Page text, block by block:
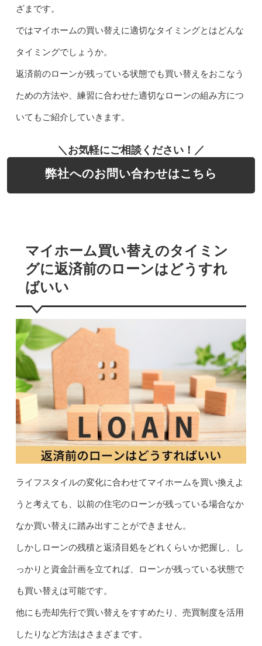
ざまです。
ではマイホームの買い替えに適切なタイミングとはどんな
タイミングでしょうか。
返済前のローンが残っている状態でも買い替えをおこなう
ための方法や、練習に合わせた適切なローンの組み方につ
いてもご紹介していきます。
＼お気軽にご相談ください！／
弊社へのお問い合わせはこちら
マイホーム買い替えのタイミン
グに返済前のローンはどうすれ
ばいい
ライフスタイルの変化に合わせてマイホームを買い換えよ
うと考えても、以前の住宅のローンが残っている場合なか
なか買い替えに踏み出すことができません。
しかしローンの残積と返済目処をどれくらいか把握し、し
っかりと資金計画を立てれば、ローンが残っている状態で
も買い替えは可能です。
他にも売却先行で買い替えをすすめたり、売買制度を活用
したりなど方法はさまざまです。